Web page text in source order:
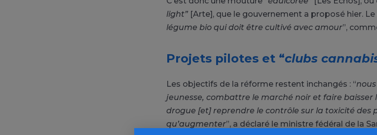
light” [Arte], que le gouvernement a proposé hier.
légume bio qui doit être cultivé avec amour”,
Projets pilotes et “clubs
Les objectifs de la réforme restent inchangés : “
jeunesse, combattre le marché noir et faire
drogue [et] reprendre le contrôle sur la toxicité des
qu’augmenter”, a déclaré le ministre fédéral de la